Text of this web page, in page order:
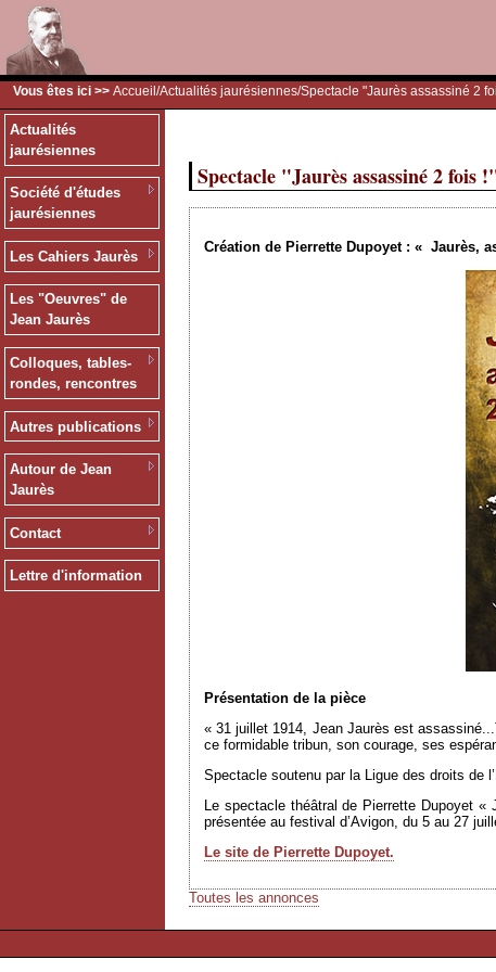
Vous êtes ici >> Accueil /Actualités jaurésiennes/Spectacle "Jaurès assassiné 2
Actualités
jaurésiennes
Société d'études
jaurésiennes
Les Cahiers Jaurès
Les "Oeuvres" de
Jean Jaurès
Colloques, tables-
rondes, rencontres
Autres publications
Autour de Jean
Jaurès
Contact
Lettre d'information
Spectacle "Jaurès assassiné 2 fois
Création de Pierrette Dupoyet : « Jaurès,
Présentation de la pièce
« 31 juillet 1914, Jean Jaurès est
ce formidable tribun, son courage, ses
Spectacle soutenu par la Ligue des droits de
Le spectacle théâtral de Pierrette Dupoyet
présentée au festival d’Avigon, du 5 au 27
Le site de Pierrette Dupoyet.
Toutes les annonces